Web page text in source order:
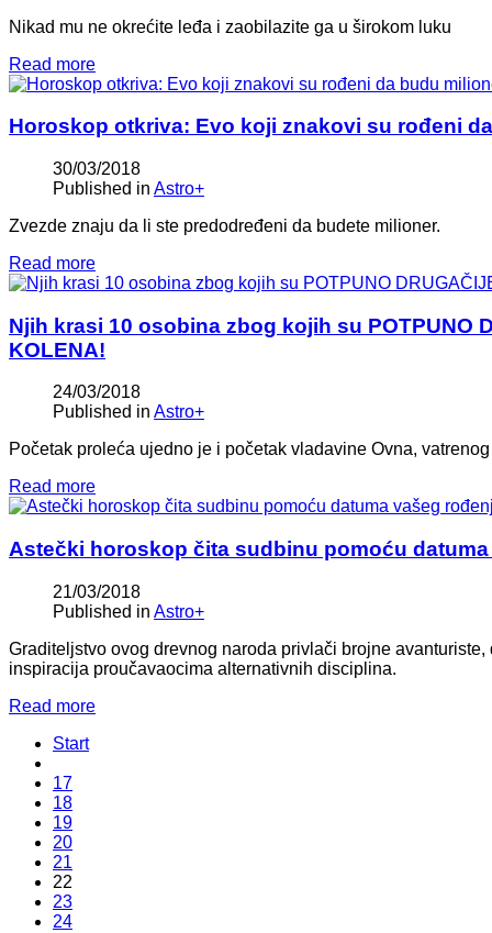
Nikad mu ne okrećite leđa i zaobilazite ga u širokom luku
Read more
Horoskop otkriva: Evo koji znakovi su rođeni
30/03/2018
Published in Astro+
Zvezde znaju da li ste predodređeni da budete milioner.
Read more
Njih krasi 10 osobina zbog kojih su POTPUNO
KOLENA!
24/03/2018
Published in Astro+
Početak proleća ujedno je i početak vladavine Ovna,
Read more
Astečki horoskop čita sudbinu pomoću
21/03/2018
Published in Astro+
Graditeljstvo ovog drevnog naroda privlači brojne
inspiracija proučavaocima alternativnih disciplina.
Read more
Start
17
18
19
20
21
22
23
24